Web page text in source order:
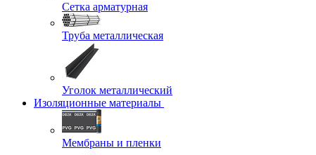
Сетка арматурная
Труба металлическая
Уголок металлический
Изоляционные материалы
Мембраны и пленки